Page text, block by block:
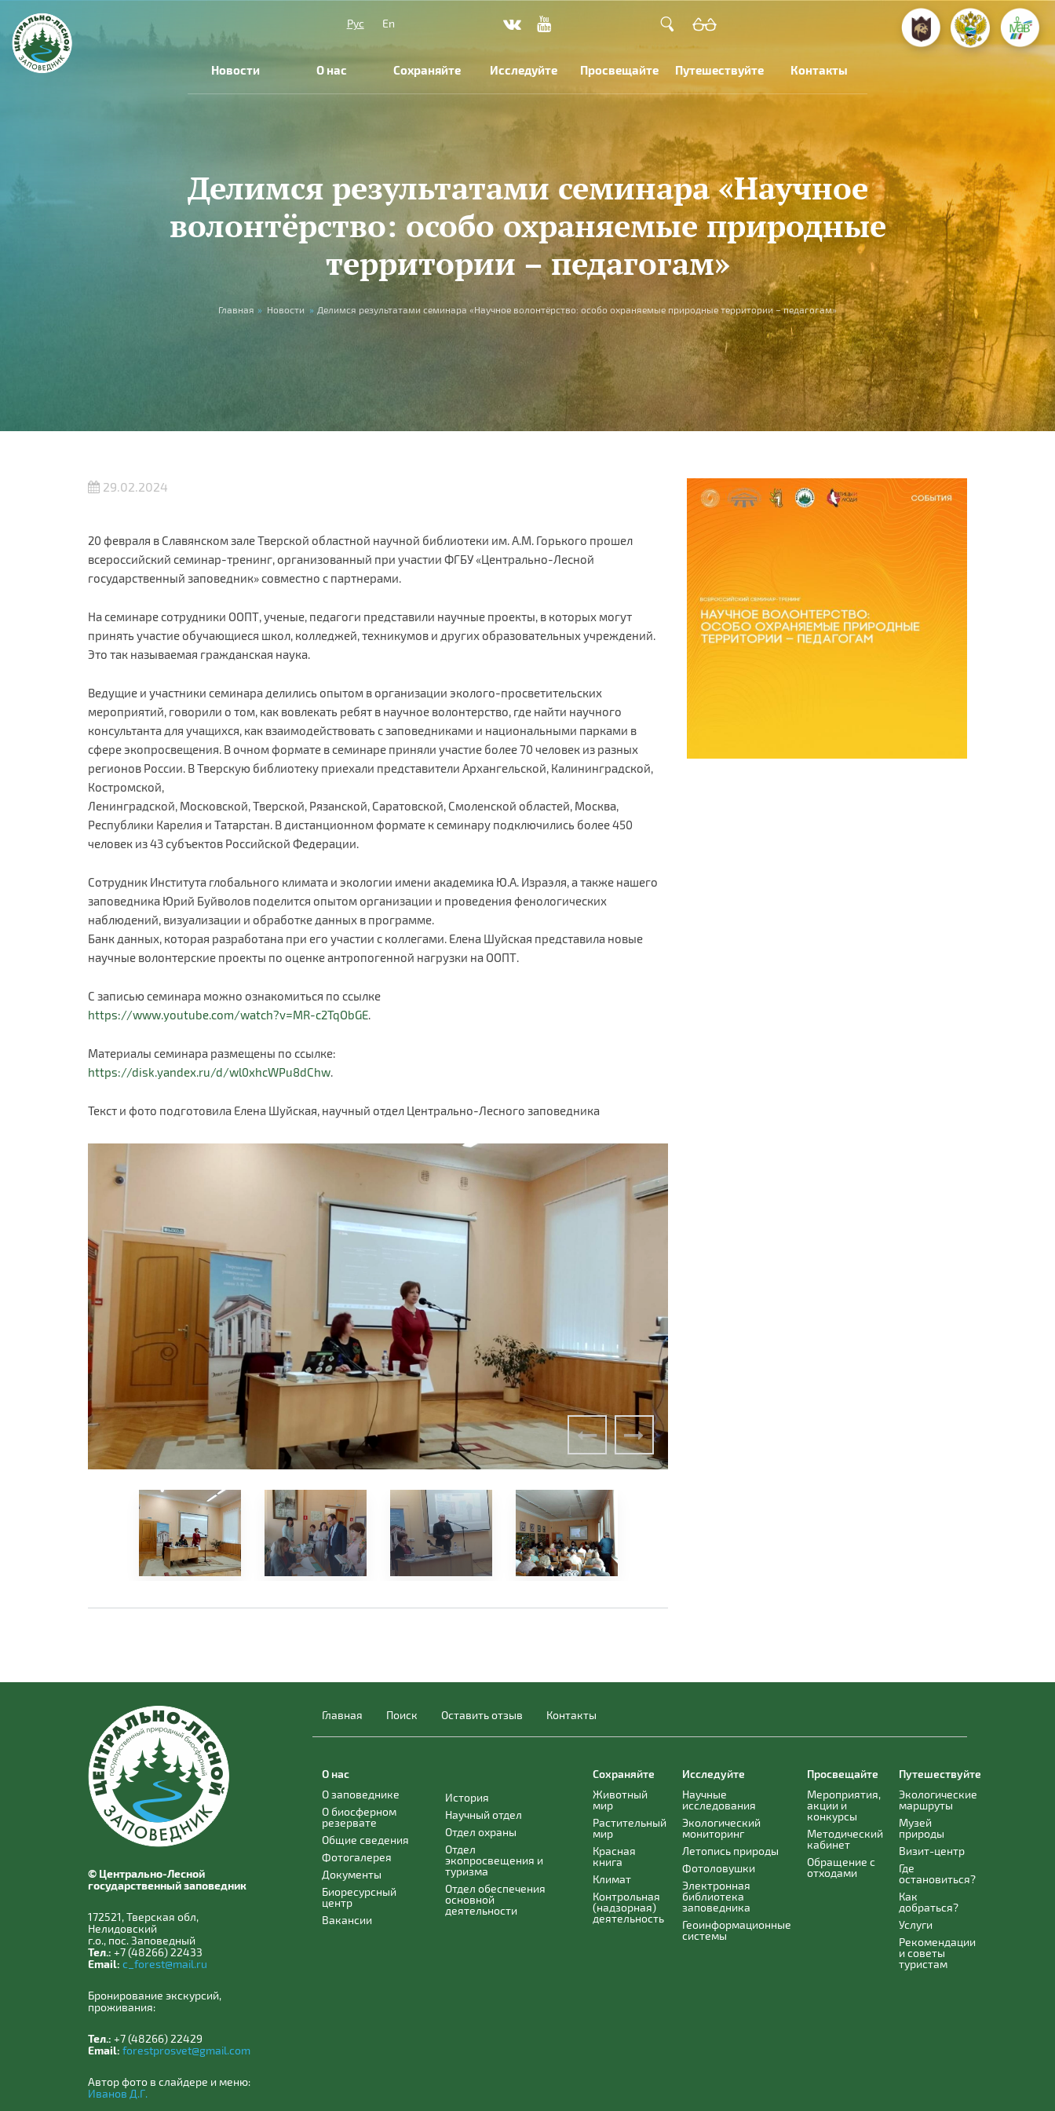
Рус
En
Новости О нас Сохраняйте Исследуйте Просвещайте Путешествуйте Контакты
Делимся результатами семинара «Научное
волонтёрство: особо охраняемые природные
территории – педагогам»
Главная » Новости » Делимся результатами семинара «Научное волонтёрство: особо охраняемые природные территории – педагогам»
29.02.2024
20 февраля в Славянском зале Тверской областной научной библиотеки им. А.М. Горького прошел
всероссийский семинар-тренинг, организованный при участии ФГБУ «Центрально-Лесной
государственный заповедник» совместно с партнерами.
На семинаре сотрудники ООПТ, ученые, педагоги представили научные проекты, в которых могут
принять участие обучающиеся школ, колледжей, техникумов и других образовательных учреждений.
Это так называемая гражданская наука.
Ведущие и участники семинара делились опытом в организации эколого-просветительских
мероприятий, говорили о том, как вовлекать ребят в научное волонтерство, где найти научного
консультанта для учащихся, как взаимодействовать с заповедниками и национальными парками в
сфере экопросвещения. В очном формате в семинаре приняли участие более 70 человек из разных
регионов России. В Тверскую библиотеку приехали представители Архангельской, Калининградской,
Костромской,
Ленинградской, Московской, Тверской, Рязанской, Саратовской, Смоленской областей, Москва,
Республики Карелия и Татарстан. В дистанционном формате к семинару подключились более 450
человек из 43 субъектов Российской Федерации.
Сотрудник Института глобального климата и экологии имени академика Ю.А. Израэля, а также нашего
заповедника Юрий Буйволов поделится опытом организации и проведения фенологических
наблюдений, визуализации и обработке данных в программе.
Банк данных, которая разработана при его участии с коллегами. Елена Шуйская представила новые
научные волонтерские проекты по оценке антропогенной нагрузки на ООПТ.
С записью семинара можно ознакомиться по ссылке
https://www.youtube.com/watch?v=MR-c2TqObGE.
Материалы семинара размещены по ссылке:
https://disk.yandex.ru/d/wl0xhcWPu8dChw.
Текст и фото подготовила Елена Шуйская, научный отдел Центрально-Лесного заповедника
© Центрально-Лесной
государственный заповедник
172521, Тверская обл,
Нелидовский
г.о., пос. Заповедный
Тел.: +7 (48266) 22433
Email: c_forest@mail.ru
Бронирование экскурсий,
проживания:
Тел.: +7 (48266) 22429
Email: forestprosvet@gmail.com
Автор фото в слайдере и меню:
Иванов Д.Г.
Главная Поиск Оставить отзыв Контакты
О нас
О заповеднике
О биосферном
резервате
Общие сведения
Фотогалерея
Документы
Биоресурсный
центр
Вакансии
История
Научный отдел
Отдел охраны
Отдел
экопросвещения и
туризма
Отдел обеспечения
основной
деятельности
Сохраняйте
Животный
мир
Растительный
мир
Красная
книга
Климат
Контрольная
(надзорная)
деятельность
Исследуйте
Научные
исследования
Экологический
мониторинг
Летопись природы
Фотоловушки
Электронная
библиотека
заповедника
Геоинформационные
системы
Просвещайте
Мероприятия,
акции и
конкурсы
Методический
кабинет
Обращение с
отходами
Путешествуйте
Экологические
маршруты
Музей
природы
Визит-центр
Где
остановиться?
Как
добраться?
Услуги
Рекомендации
и советы
туристам